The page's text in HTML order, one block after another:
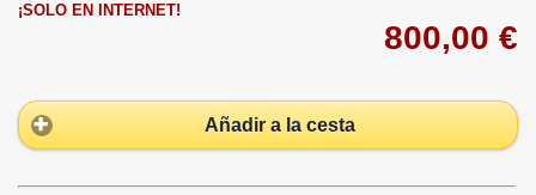
¡SOLO EN INTERNET!
800,00 €
Añadir a la cesta